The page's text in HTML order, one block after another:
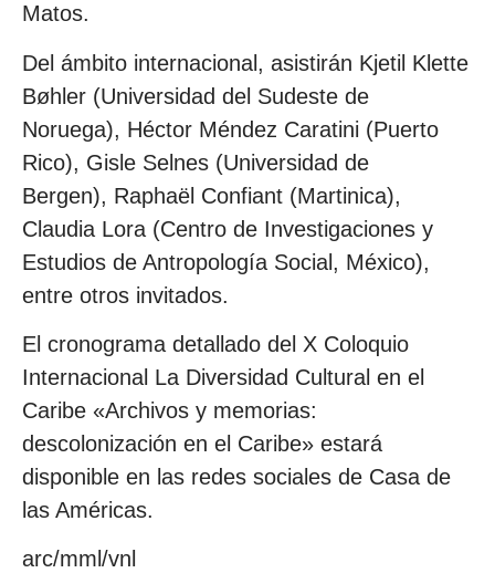
Matos.
Del ámbito internacional, asistirán Kjetil Klette
Bøhler (Universidad del Sudeste de
Noruega), Héctor Méndez Caratini (Puerto
Rico), Gisle Selnes (Universidad de
Bergen), Raphaël Confiant (Martinica),
Claudia Lora (Centro de Investigaciones y
Estudios de Antropología Social, México),
entre otros invitados.
El cronograma detallado del X Coloquio
Internacional La Diversidad Cultural en el
Caribe «Archivos y memorias:
descolonización en el Caribe» estará
disponible en las redes sociales de Casa de
las Américas.
arc/mml/vnl